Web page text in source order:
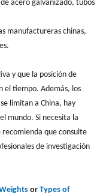
acero galvanizado, tubos
manufactureras chinas,
y que la posición de
el tiempo. Además, los
limitan a China, hay
mundo. Si necesita la
que consulte
de investigación
or Types of